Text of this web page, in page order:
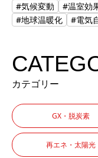
#気候変動
#温室効
#地球温暖化
#電気
カテゴリー
GX・脱炭素
再エネ・太陽光